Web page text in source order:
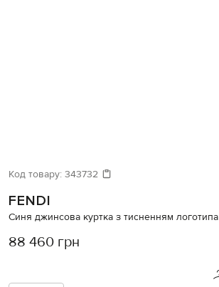
Код товару: 343732
FENDI
Синя джинсова куртка з тисненням логотипа
88 460 грн